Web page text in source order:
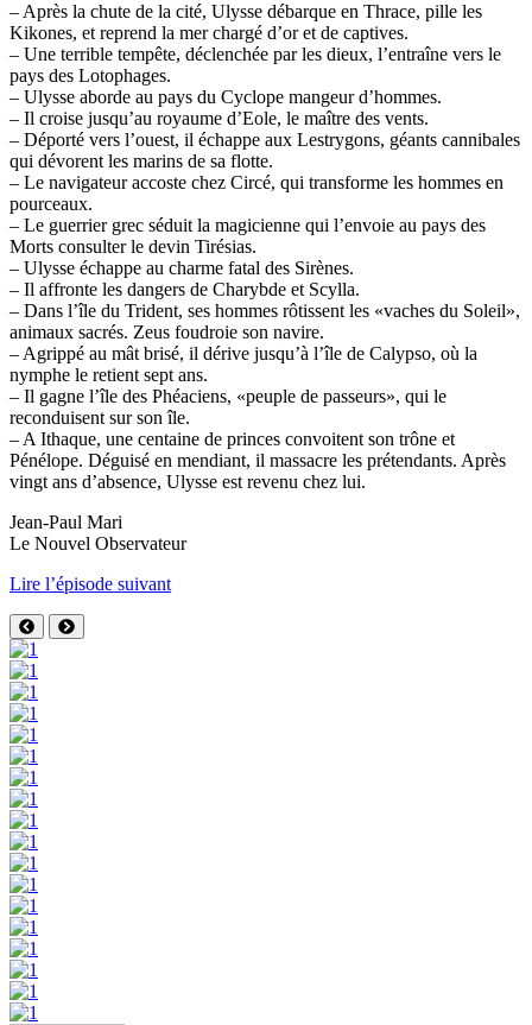
– Après la chute de la cité, Ulysse débarque en Thrace, pille les
Kikones, et reprend la mer chargé d’or et de captives.
– Une terrible tempête, déclenchée par les dieux, l’entraîne vers le
pays des Lotophages.
– Ulysse aborde au pays du Cyclope mangeur d’hommes.
– Il croise jusqu’au royaume d’Eole, le maître des vents.
– Déporté vers l’ouest, il échappe aux Lestrygons, géants cannibales
qui dévorent les marins de sa flotte.
– Le navigateur accoste chez Circé, qui transforme les hommes en
pourceaux.
– Le guerrier grec séduit la magicienne qui l’envoie au pays des
Morts consulter le devin Tirésias.
– Ulysse échappe au charme fatal des Sirènes.
– Il affronte les dangers de Charybde et Scylla.
– Dans l’île du Trident, ses hommes rôtissent les «vaches du Soleil»,
animaux sacrés. Zeus foudroie son navire.
– Agrippé au mât brisé, il dérive jusqu’à l’île de Calypso, où la
nymphe le retient sept ans.
– Il gagne l’île des Phéaciens, «peuple de passeurs», qui le
reconduisent sur son île.
– A Ithaque, une centaine de princes convoitent son trône et
Pénélope. Déguisé en mendiant, il massacre les prétendants. Après
vingt ans d’absence, Ulysse est revenu chez lui.
Jean-Paul Mari
Le Nouvel Observateur
Lire l’épisode suivant